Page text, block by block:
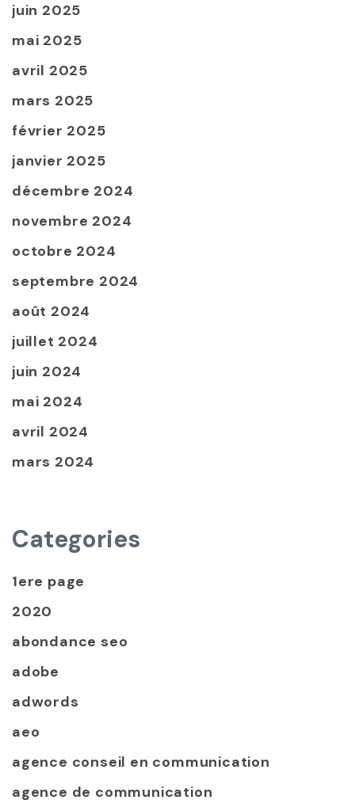
juin 2025
mai 2025
avril 2025
mars 2025
février 2025
janvier 2025
décembre 2024
novembre 2024
octobre 2024
septembre 2024
août 2024
juillet 2024
juin 2024
mai 2024
avril 2024
mars 2024
Categories
1ere page
2020
abondance seo
adobe
adwords
aeo
agence conseil en communication
agence de communication